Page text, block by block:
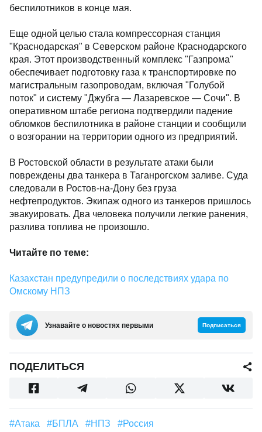
беспилотников в конце мая.
Еще одной целью стала компрессорная станция
"Краснодарская" в Северском районе Краснодарского
края. Этот производственный комплекс "Газпрома"
обеспечивает подготовку газа к транспортировке по
магистральным газопроводам, включая "Голубой
поток" и систему "Джубга — Лазаревское — Сочи". В
оперативном штабе региона подтвердили падение
обломков беспилотника в районе станции и сообщили
о возгорании на территории одного из предприятий.
В Ростовской области в результате атаки были
повреждены два танкера в Таганрогском заливе. Суда
следовали в Ростов-на-Дону без груза
нефтепродуктов. Экипаж одного из танкеров пришлось
эвакуировать. Два человека получили легкие ранения,
разлива топлива не произошло.
Читайте по теме:
Казахстан предупредили о последствиях удара по
Омскому НПЗ
Узнавайте о новостях первыми Подписаться
ПОДЕЛИТЬСЯ
#атака #БПЛА #НПЗ #Россия